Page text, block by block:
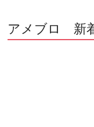
アメブロ 新